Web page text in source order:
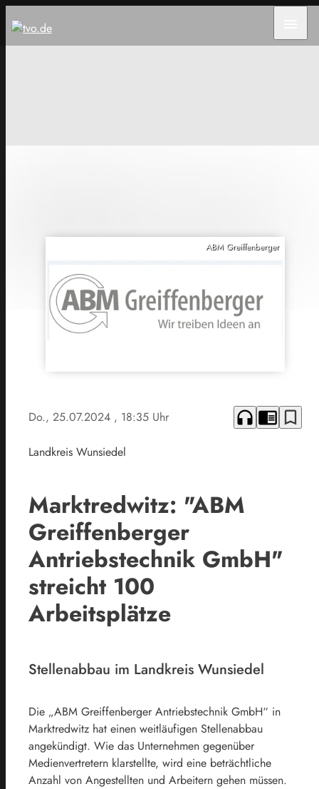
ABM Greiffenberger
Do., 25.07.2024 , 18:35 Uhr headphones chrome_reader_mode bookmark_border
Landkreis Wunsiedel
Marktredwitz: "ABM
Greiffenberger
Antriebstechnik GmbH"
streicht 100
Arbeitsplätze
Stellenabbau im Landkreis Wunsiedel
Die „ABM Greiffenberger Antriebstechnik GmbH“ in
Marktredwitz hat einen weitläufigen Stellenabbau
angekündigt. Wie das Unternehmen gegenüber
Medienvertretern klarstellte, wird eine beträchtliche
Anzahl von Angestellten und Arbeitern gehen müssen.